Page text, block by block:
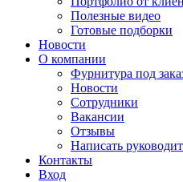
Полезные видео
Готовые подборки
Новости
О компании
Фурнитура под
Новости
Сотрудники
Вакансии
Отзывы
Написать
Контакты
Вход